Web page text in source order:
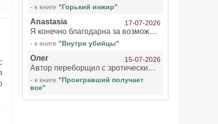
- к книге "Горький инжир"
Anastasia 17-07-2026
Я конечно благодарна за возможность бесплатно слушать книги даже новинки , но чтение этой книги просто ужасно
- к книге "Внутри убийцы"
Олег 15-07-2026
Автор переборщил с эротическими сценами. Похоже, с этим у него проблемы.
- к книге "Проигравший получает
все"